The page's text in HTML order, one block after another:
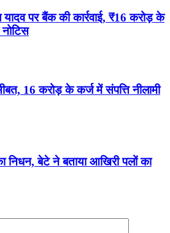
यादव पर बैंक की कार्रवाई, ₹16 करोड़ के
16 करोड़ के कर्ज में संपत्ति नीलामी
निधन, बेटे ने बताया आखिरी पलों का